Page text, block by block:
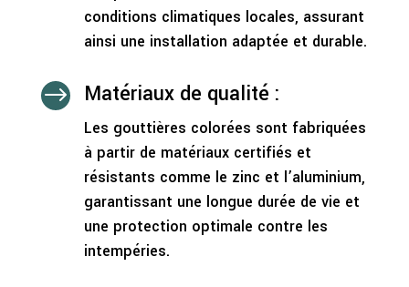
conditions climatiques locales, assurant
ainsi une installation adaptée et durable.
$ Matériaux de qualité :
Les gouttières colorées sont fabriquées
à partir de matériaux certifiés et
résistants comme le zinc et l’aluminium,
garantissant une longue durée de vie et
une protection optimale contre les
intempéries.